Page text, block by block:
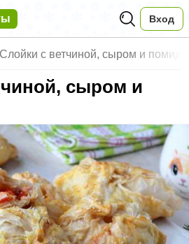
Вход
Слойки с ветчиной, сыром и
сыром и